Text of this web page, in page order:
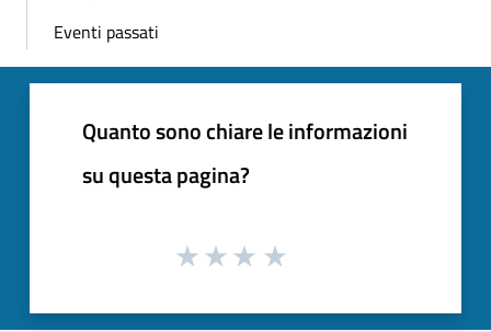
Eventi passati
Quanto sono chiare le informazioni
su questa pagina?